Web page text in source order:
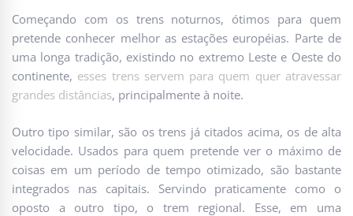
Começando com os trens noturnos, ótimos para quem
pretende conhecer melhor as estações européias. Parte de
uma longa tradição, existindo no extremo Leste e Oeste do
continente, esses trens servem para quem quer atravessar
grandes distâncias, principalmente à noite.
Outro tipo similar, são os trens já citados acima, os de alta
velocidade. Usados para quem pretende ver o máximo de
coisas em um período de tempo otimizado, são bastante
integrados nas capitais. Servindo praticamente como o
oposto a outro tipo, o trem regional. Esse, em uma